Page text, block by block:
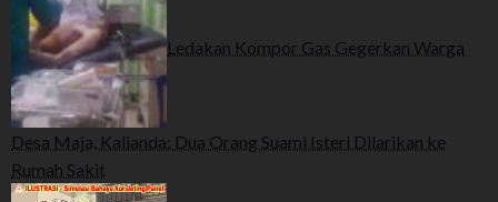
Ledakan Kompor Gas Gegerkan Warga
Desa Maja, Kalianda: Dua Orang Suami Isteri Dilarikan ke
Rumah Sakit